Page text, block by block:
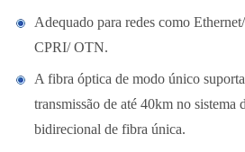
Adequado para redes como
CPRI/ OTN.
A fibra óptica de modo único
transmissão de até 40km no sistema
bidirecional de fibra única.